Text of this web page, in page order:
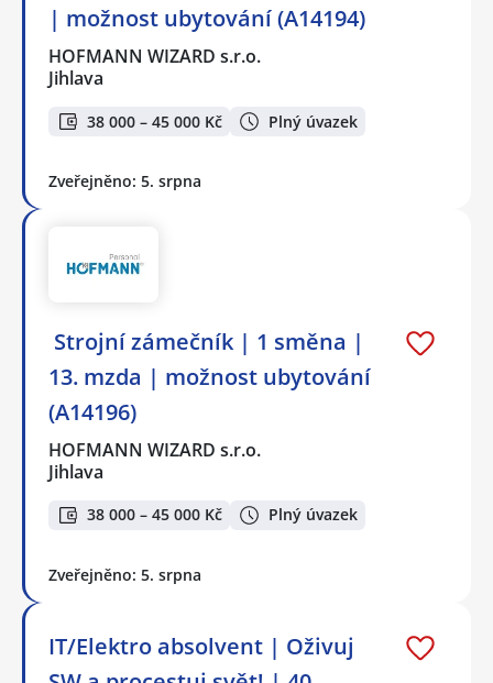
| možnost ubytování (A14194)
HOFMANN WIZARD s.r.o.
Jihlava
38 000 – 45 000 Kč Plný úvazek
Zveřejněno: 5. srpna
️ Strojní zámečník | 1 směna |
13. mzda | možnost ubytování
(A14196)
HOFMANN WIZARD s.r.o.
Jihlava
38 000 – 45 000 Kč Plný úvazek
Zveřejněno: 5. srpna
IT/Elektro absolvent | Oživuj